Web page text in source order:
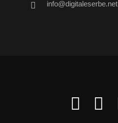
info@digitaleserbe.net